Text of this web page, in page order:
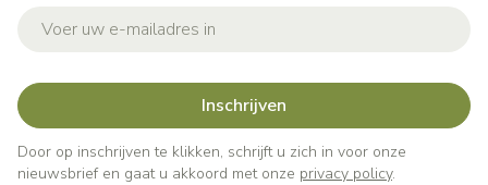
Inschrijven
Door op inschrijven te klikken, schrijft u zich in voor onze
nieuwsbrief en gaat u akkoord met onze privacy policy.